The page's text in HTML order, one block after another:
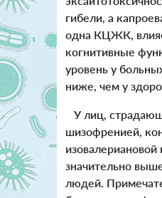
гибели, а
одна КЦЖК,
когнитивные
уровень у
ниже, чем у
У лиц,
шизофренией,
значительно
людей.